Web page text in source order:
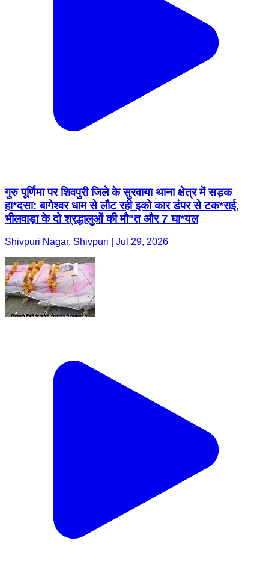
गुरु पूर्णिमा पर शिवपुरी जिले के सुरवाया थाना क्षेत्र में सड़क
हा*दसा: बागेश्वर धाम से लौट रही इको कार डंपर से टक*राई,
भीलवाड़ा के दो श्रद्धालुओं की मौ"त और 7 घा*यल
Shivpuri Nagar, Shivpuri | Jul 29, 2026